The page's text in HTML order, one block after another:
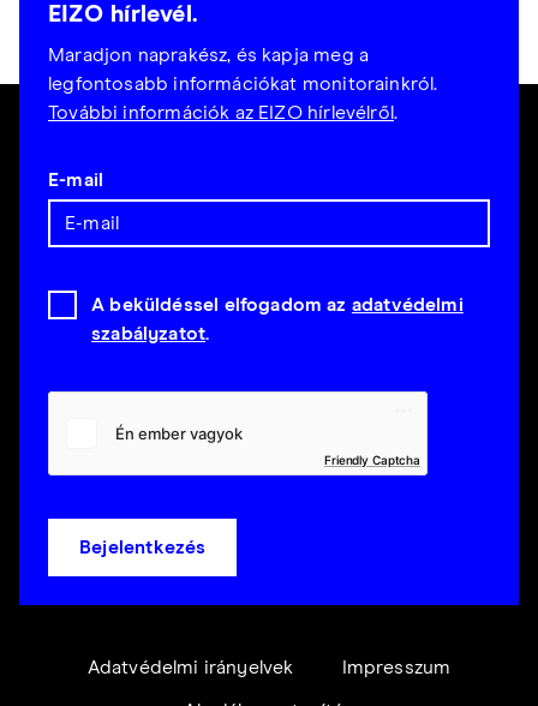
EIZO hírlevél.
Maradjon naprakész, és kapja meg a
legfontosabb információkat monitorainkról.
További információk az EIZO hírlevélről.
E-mail
A beküldéssel elfogadom az adatvédelmi
szabályzatot.
Friendly Captcha
Bejelentkezés
Adatvédelmi irányelvek Impresszum